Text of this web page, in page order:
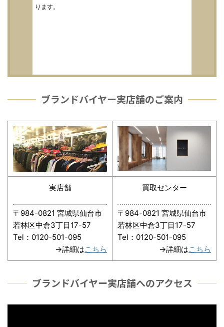
ります。
ブランドバイヤー実店舗のご案内
実店舗
〒984-0821 宮城県仙台市
若林区中倉3丁目17-57
Tel：0120-501-095
→詳細はこちら
買取センター
〒984-0821 宮城県仙台市
若林区中倉3丁目17-57
Tel：0120-501-095
→詳細はこちら
ブランドバイヤー実店舗へのアクセス